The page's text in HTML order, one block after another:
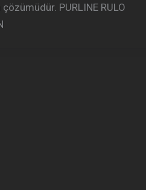
PURLINE RULO